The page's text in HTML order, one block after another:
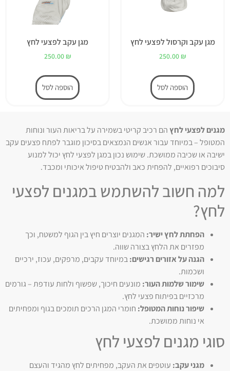
מגן עקב וקרסול לפצעי לחץ
250.00 ₪
הוספה לסל
מגן עקב לפצעי לחץ
250.00 ₪
הוספה לסל
מגנים לפצעי לחץהם רכיב קריטי בשמירה על בריאות העור ונוחות
המטופל – במיוחד עבור אנשים הנמצאים בסיכון מוגבר לפתח פצעים עקב
ישיבה או שכיבה ממושכת. שימוש נכון במגן לפצעי לחץ יכול למנוע
סיבוכים רפואיים, להפחית כאב ולהבטיח טיפול איכותי ומכבד.
למה חשוב להשתמש במגנים לפצעי
לחץ?
הפחתת לחץ ישיר: המגנים יוצרים חיץ בין הגוף למשטח, וכך
מפזרים את הלחץ בצורה שווה.
הגנה על אזורים רגישים:במיוחד עקבים, מרפקים, עכוז, ירכיים
ושכמות.
שימור שלמות העור: מונעים חיכוך, שפשוף ולחות עודפת – גורמים
מרכזיים בפיתוח פצעי לחץ.
שיפור נוחות המטופל: חומרי המגן הרכים תומכים בגוף ומפחיתים
אי נוחות ממושכת.
סוגי מגנים לפצעי לחץ
מגני עקב: עוטפים את העקב, מפחיתים לחץ מהגיד והעצם